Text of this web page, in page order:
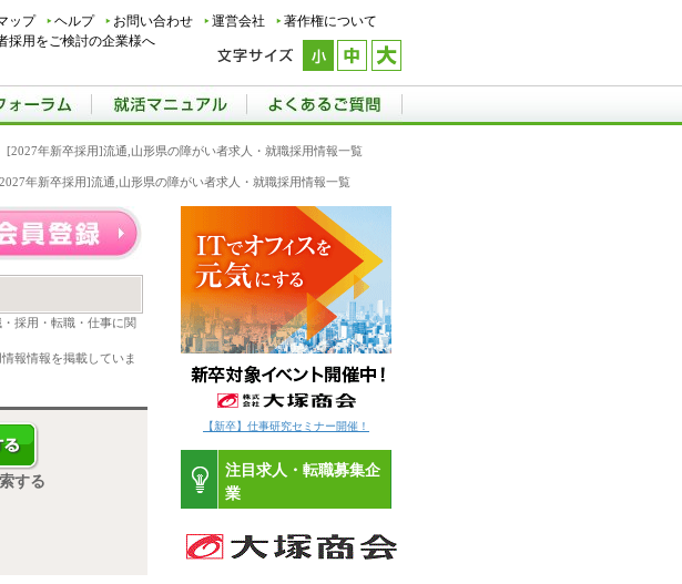
ップ ヘルプ お問い合わせ 運営会社
著作権について
採用をご検討の企業様へ
[2027年新卒採用]流通,山形県の障がい者求人・就職採用情報一覧
年新卒採用]流通,山形県の障がい者求人・就職採用情報一覧
採用・転職・仕事に関
報情報を掲載していま
する
【新卒】仕事研究セミナー開催！
注目求人・転職募集企
業